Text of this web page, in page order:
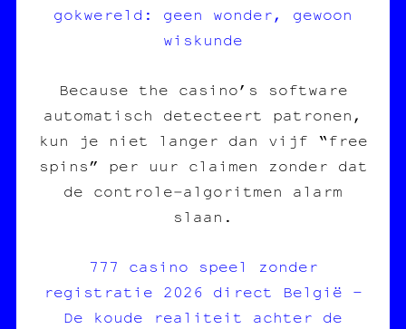
gokwereld: geen wonder, gewoon
wiskunde
Because the casino’s software
automatisch detecteert patronen,
kun je niet langer dan vijf “free
spins” per uur claimen zonder dat
de controle‑algoritmen alarm
slaan.
777 casino speel zonder
registratie 2026 direct België –
De koude realiteit achter de